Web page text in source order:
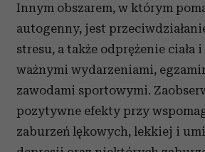
Innym obszarem, w którym
autogenny, jest
stresu, a także odprężenie ciała
ważnymi wydarzeniami,
zawodami sportowymi.
pozytywne efekty przy
zaburzeń lękowych, lekkiej i